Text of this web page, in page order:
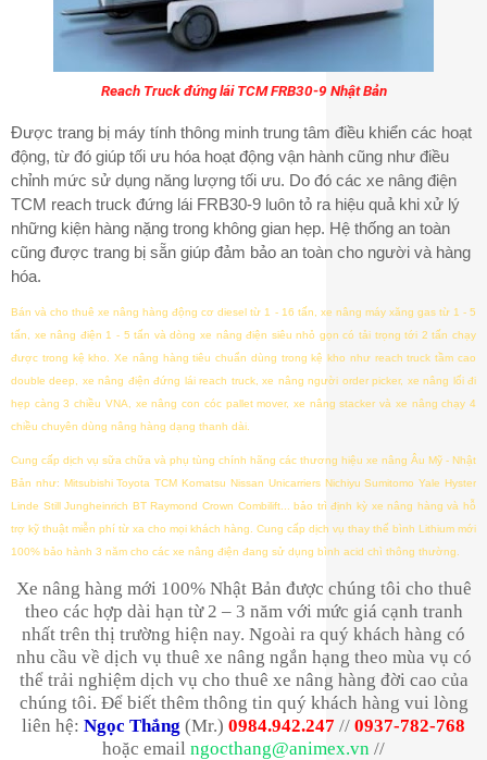
Reach Truck đứng lái TCM FRB30-9 Nhật Bản
Được trang bị máy tính thông minh trung tâm điều khiển các hoạt
động, từ đó giúp tối ưu hóa hoạt động vận hành cũng như điều
chỉnh mức sử dụng năng lượng tối ưu. Do đó các xe nâng điện
TCM reach truck đứng lái FRB30-9 luôn tỏ ra hiệu quả khi xử lý
những kiện hàng nặng trong không gian hẹp. Hệ thống an toàn
cũng được trang bị sẵn giúp đảm bảo an toàn cho người và hàng
hóa.
Bán và cho thuê xe nâng hàng động cơ diesel từ 1 - 16 tấn, xe nâng máy xăng gas từ 1 - 5
tấn, xe nâng điện 1 - 5 tấn và dòng xe nâng điện siêu nhỏ gọn có tải trọng tới 2 tấn chạy
được trong kệ kho. Xe nâng hàng tiêu chuẩn dùng trong kệ kho như reach truck tầm cao
double deep, xe nâng điện đứng lái reach truck, xe nâng người order picker, xe nâng lối đi
hẹp càng 3 chiều VNA, xe nâng con cóc pallet mover, xe nâng stacker và xe nâng chạy 4
chiều chuyên dùng nâng hàng dạng thanh dài.
Cung cấp dịch vụ sữa chữa và phụ tùng chính hãng các thương hiệu xe nâng Âu Mỹ - Nhật
Bản như: Mitsubishi Toyota TCM Komatsu Nissan Unicarriers Nichiyu Sumitomo Yale Hyster
Linde Still Jungheinrich BT Raymond Crown Combilift... bảo trì định kỳ xe nâng hàng và hỗ
trợ kỹ thuật miễn phí từ xa cho mọi khách hàng. Cung cấp dịch vụ thay thế bình Lithium mới
100% bảo hành 3 năm cho các xe nâng điện đang sử dụng bình acid chì thông thường.
Xe nâng hàng mới 100% Nhật Bản được chúng tôi cho thuê
theo các hợp dài hạn từ 2 – 3 năm với mức giá cạnh tranh
nhất trên thị trường hiện nay. Ngoài ra quý khách hàng có
nhu cầu về dịch vụ thuê xe nâng ngắn hạng theo mùa vụ có
thể trải nghiệm dịch vụ cho thuê xe nâng hàng đời cao của
chúng tôi. Để biết thêm thông tin quý khách hàng vui lòng
liên hệ: Ngọc Thắng (Mr.) 0984.942.247 // 0937-782-768
hoặc email ngocthang@animex.vn //